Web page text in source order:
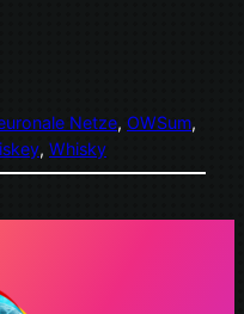
Netze, OWSum
, Whisky